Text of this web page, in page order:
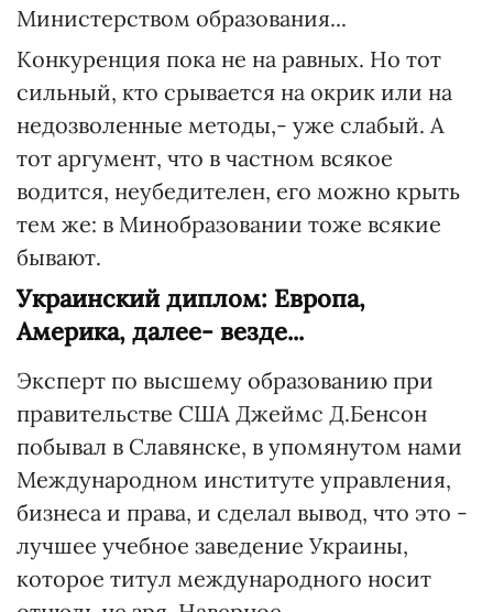
Министерством образования...
Конкуренция пока не на равных. Но тот
сильный, кто срывается на окрик или на
недозволенные методы,- уже слабый. А
тот аргумент, что в частном всякое
водится, неубедителен, его можно крыть
тем же: в Минобразовании тоже всякие
бывают.
Украинский диплом: Европа,
Америка, далее- везде...
Эксперт по высшему образованию при
правительстве США Джеймс Д.Бенсон
побывал в Славянске, в упомянутом нами
Международном институте управления,
бизнеса и права, и сделал вывод, что это -
лучшее учебное заведение Украины,
которое титул международного носит